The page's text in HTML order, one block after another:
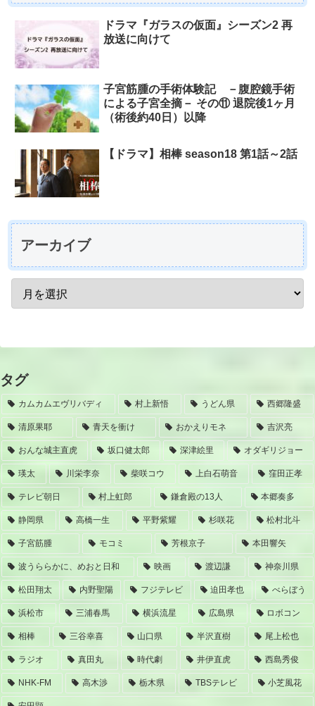
ドラマ『ガラスの仮面』シーズン2 再
放送に向けて
子宮筋腫の手術体験記 －腹腔鏡手術
による子宮全摘－ その⑪ 退院後1ヶ月
（術後約40日）以降
【ドラマ】相棒 season18 第1話～2話
アーカイブ
タグ
カムカムエヴリバディ 村上新悟 うどん県 西郷隆盛
清原果耶 青天を衝け おかえりモネ 吉沢亮
おんな城主直虎 坂口健太郎 深津絵里 オダギリジョー
瑛太 川栄李奈 柴咲コウ 上白石萌音 窪田正孝
テレビ朝日 村上虹郎 鎌倉殿の13人 本郷奏多
静岡県 高橋一生 平野紫耀 杉咲花 松村北斗
子宮筋腫 モコミ 芳根京子 本田響矢
波うららかに、めおと日和 映画 渡辺謙 神奈川県
松田翔太 内野聖陽 フジテレビ 迫田孝也 べらぼう
浜松市 三浦春馬 横浜流星 広島県 ロボコン
相棒 三谷幸喜 山口県 半沢直樹 尾上松也
ラジオ 真田丸 時代劇 井伊直虎 西島秀俊
NHK-FM 高木渉 栃木県 TBSテレビ 小芝風花